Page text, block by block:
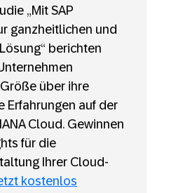
„Mit SAP
ganzheitlichen und
berichten
über ihre
Erfahrungen auf der
Cloud. Gewinnen
für die
Ihrer Cloud-
kostenlos